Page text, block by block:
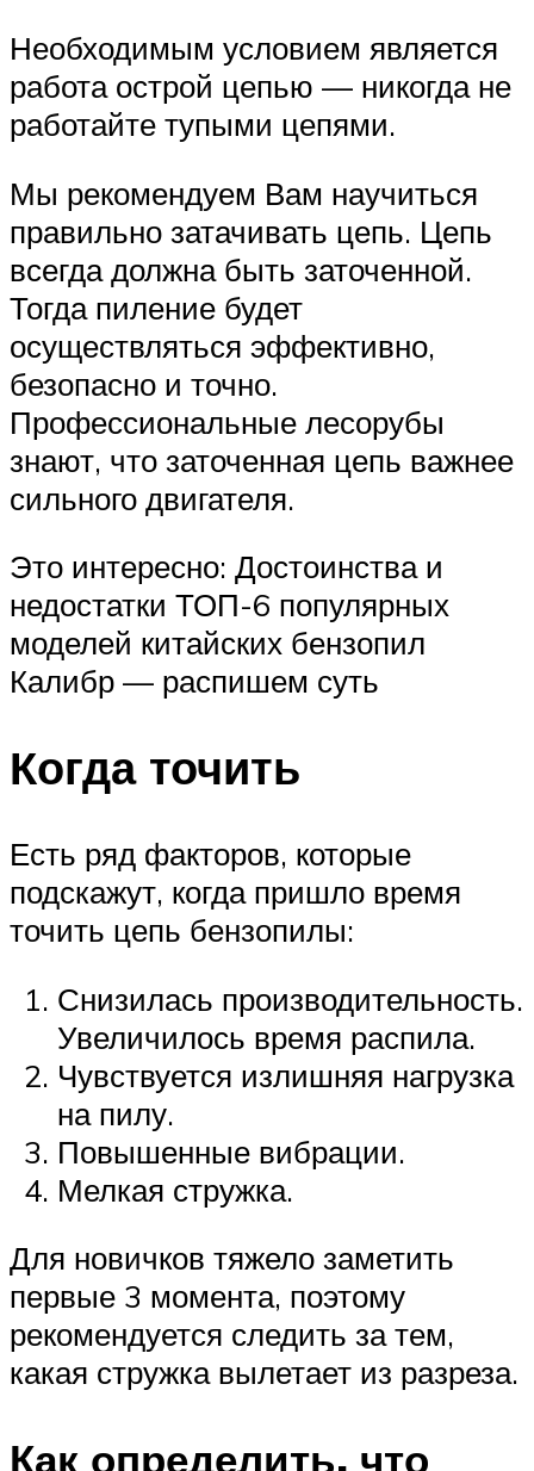
Необходимым условием является
работа острой цепью — никогда не
работайте тупыми цепями.
Мы рекомендуем Вам научиться
правильно затачивать цепь. Цепь
всегда должна быть заточенной.
Тогда пиление будет
осуществляться эффективно,
безопасно и точно.
Профессиональные лесорубы
знают, что заточенная цепь важнее
сильного двигателя.
Это интересно: Достоинства и
недостатки ТОП-6 популярных
моделей китайских бензопил
Калибр — распишем суть
Когда точить
Есть ряд факторов, которые
подскажут, когда пришло время
точить цепь бензопилы:
Снизилась производительность.
Увеличилось время распила.
Чувствуется излишняя нагрузка
на пилу.
Повышенные вибрации.
Мелкая стружка.
Для новичков тяжело заметить
первые 3 момента, поэтому
рекомендуется следить за тем,
какая стружка вылетает из разреза.
Как определить, что